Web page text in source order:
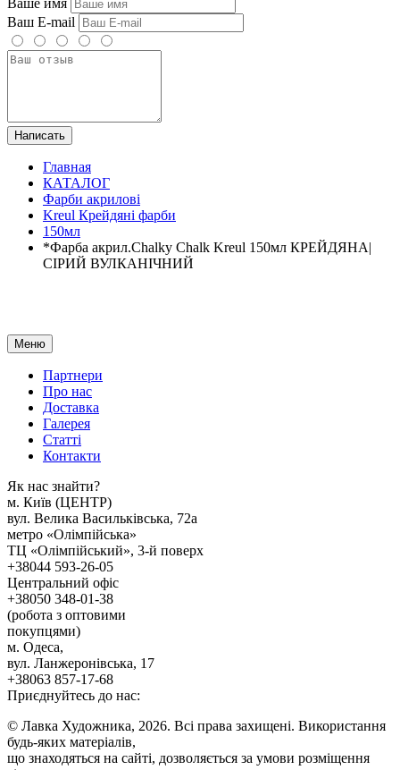
Ваш E-mail
Написать
Главная
КАТАЛОГ
Фарби акрилові
Kreul Крейдяні фарби
150мл
*Фарба акрил.Chalky Chalk Kreul 150мл КРЕЙДЯНА|
СІРИЙ ВУЛКАНІЧНИЙ
Меню
Партнери
Про нас
Доставка
Галерея
Статтi
Контакти
Як наc знайти?
м. Киïв (ЦЕНТР)
вул. Велика Васильківська, 72а
метро «Олімпійська»
ТЦ «Олімпійський», 3-й поверх
+38044 593-26-05
Центральний офіс
+38050 348-01-38
(робота з оптовими
покупцями)
м. Одеса,
вул. Ланжеронівська, 17
+38063 857-17-68
Приєднуйтесь до нас:
© Лавка Художника, 2026. Всі права захищені. Використання
будь-яких матеріалів,
що знаходяться на сайті, дозволяється за умови розміщення